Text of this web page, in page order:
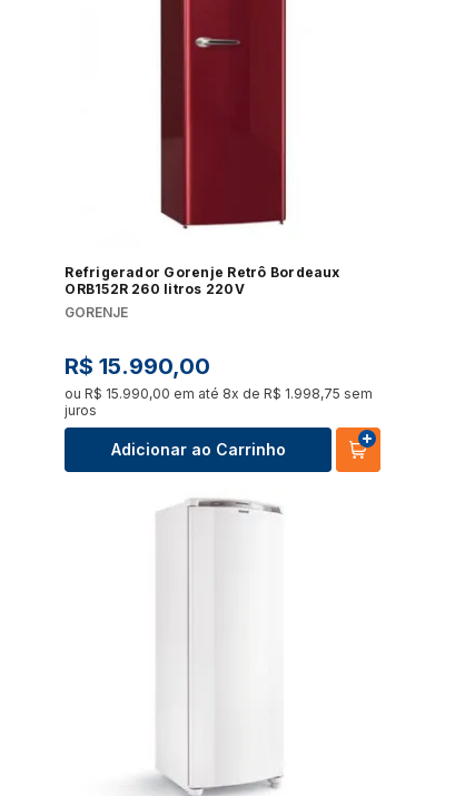
Refrigerador Gorenje Retrô Bordeaux
ORB152R 260 litros 220V
GORENJE
R$ 15.990,00
ouR$ 15.990,00 em até 8x deR$ 1.998,75 sem
juros
Adicionar ao Carrinho